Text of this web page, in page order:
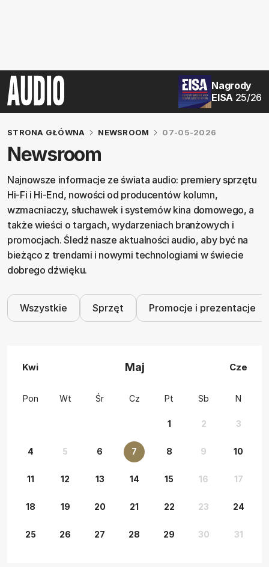
Nagrody
EISA 25/26
STRONA GŁÓWNA NEWSROOM 07-05-2026
Newsroom
Najnowsze informacje ze świata audio: premiery sprzętu
Hi‑Fi i Hi‑End, nowości od producentów kolumn,
wzmacniaczy, słuchawek i systemów kina domowego, a
także wieści o targach, wydarzeniach branżowych i
promocjach. Śledź nasze aktualności audio, aby być na
bieżąco z trendami i nowymi technologiami w świecie
dobrego dźwięku.
Wszystkie Sprzęt Promocje i prezentacje
Kwi Maj Cze
Pon Wt Śr Cz Pt Sb N
1 2 3
4 5 6 7 8 9 10
11 12 13 14 15 16 17
18 19 20 21 22 23 24
25 26 27 28 29 30 31